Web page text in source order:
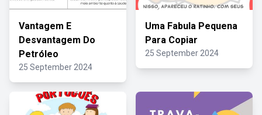
Vantagem E
Desvantagem Do
Petróleo
25 September 2024
Uma Fabula Pequena
Para Copiar
25 September 2024